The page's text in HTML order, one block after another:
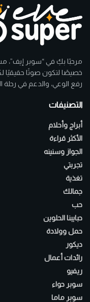
مرحبًا بكِ في “سوبر إيف”،
خصيصًا لتكون صوتًا حقيقيًا
رفع الوعي، والدعم في رحلة
التصنيفات
أبراج وأحلام
الأكثر قراءة
الجواز وسنينه
تجربتي
تغذية
جمالك
حب
حبايبنا الحلوين
حمل وولادة
ديكور
رائدات أعمال
ريفيو
سوبر حواء
سوبر ماما